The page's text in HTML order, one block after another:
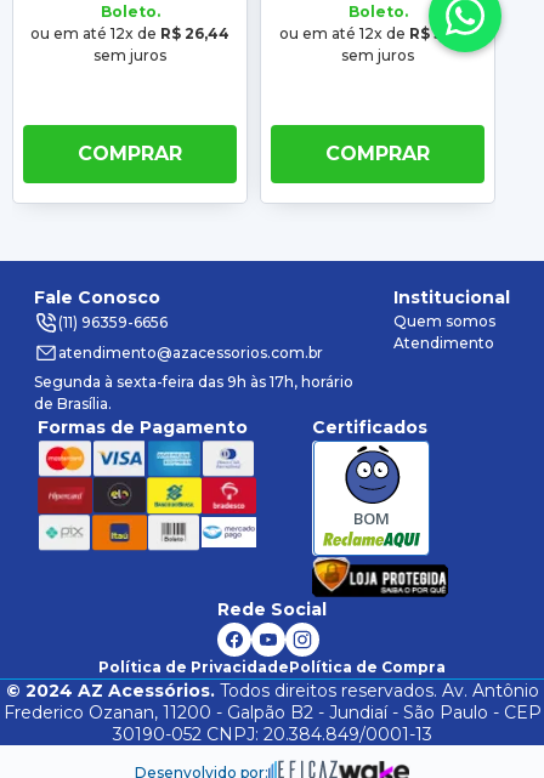
Boleto.
ou em até 12x de R$ 26,44
sem juros
COMPRAR
Boleto.
ou em até 12x de R$ 52,89
sem juros
COMPRAR
Fale Conosco
(11) 96359-6656
atendimento@azacessorios.com.br
Segunda à sexta-feira das 9h às 17h, horário
de Brasília.
Institucional
Quem somos
Atendimento
Formas de Pagamento Certificados
BOM
Rede Social
Política de PrivacidadePolítica de Compra
© 2024 AZ Acessórios.Todos direitos reservados. Av. Antônio
Frederico Ozanan, 11200 - Galpão B2 - Jundiaí - São Paulo - CEP
30190-052 CNPJ: 20.384.849/0001-13
Desenvolvido por: